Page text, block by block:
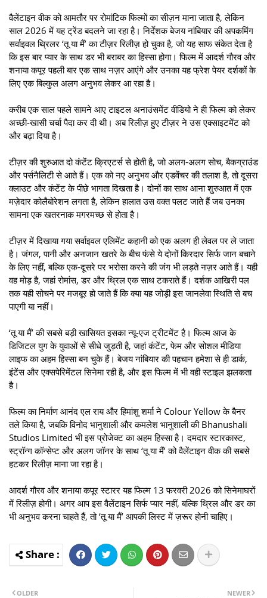
वैलेंटाइन वीक को आमतौर पर रोमांटिक फिल्मों का सीज़न माना जाता है, लेकिन
साल 2026 में यह ट्रेंड बदलने जा रहा है। निर्देशक बेजय नांबियार की अपकमिंग
सर्वाइवल थ्रिलर ‘तू या मैं’ का टीज़र रिलीज़ हो चुका है, जो यह साफ संकेत देता है
कि इस बार प्यार के साथ डर भी बराबर का हिस्सा होगा। फिल्म में आदर्श गौरव और
शनाया कपूर पहली बार एक साथ नज़र आएंगे और उनका यह फ्रेश पेयर दर्शकों के
लिए एक बिल्कुल अलग अनुभव लेकर आ रहा है।
करीब एक साल पहले सामने आए टाइटल अनाउंसमेंट वीडियो ने ही फिल्म को लेकर
अच्छी-खासी चर्चा पैदा कर दी थी। अब रिलीज़ हुए टीज़र ने उस एक्साइटमेंट को
और बढ़ा दिया है।
टीज़र की शुरुआत दो कंटेंट क्रिएटर्स से होती है, जो अलग-अलग सोच, बैकग्राउंड
और पर्सनैलिटी से आते हैं। एक को नए अनुभव और एडवेंचर की तलाश है, तो दूसरा
क्लाउट और कंटेंट के पीछे भागता दिखता है। दोनों का साथ आना शुरुआत में एक
मज़ेदार कोलैबोरेशन लगता है, लेकिन हालात उस वक्त पलट जाते हैं जब उनका
सामना एक खतरनाक मगरमच्छ से होता है।
टीज़र में दिखाया गया सर्वाइवल एलिमेंट कहानी को एक अलग ही लेवल पर ले जाता
है। जंगल, पानी और अनजान खतरे के बीच फंसे ये दोनों किरदार सिर्फ जान बचाने
के लिए नहीं, बल्कि एक-दूसरे पर भरोसा करने की जंग भी लड़ते नज़र आते हैं। यही
वह मोड़ है, जहां रोमांस, डर और थ्रिल एक साथ टकराते हैं। दर्शक आखिरी पल
तक यही सोचने पर मजबूर हो जाते हैं कि क्या यह जोड़ी इस जानलेवा स्थिति से बच
पाएगी या नहीं।
‘तू या मैं’ की सबसे बड़ी खासियत इसका न्यू-एज ट्रीटमेंट है। फिल्म आज के
डिजिटल युग के युवाओं से सीधे जुड़ती है, जहां कंटेंट, फेम और सोशल मीडिया
लाइफ का अहम हिस्सा बन चुके हैं। बेजय नांबियार की पहचान हमेशा से ही डार्क,
इंटेंस और एक्सपेरिमेंटल सिनेमा रही है, और इस फिल्म में भी वही स्टाइल झलकता
है।
फिल्म का निर्माण आनंद एल राय और हिमांशु शर्मा ने Colour Yellow के बैनर
तले किया है, जबकि विनोद भानुशाली और कमलेश भानुशाली की Bhanushali
Studios Limited भी इस प्रोजेक्ट का अहम हिस्सा है। दमदार स्टारकास्ट,
स्ट्रॉन्ग कॉन्सेप्ट और अलग जॉनर के साथ ‘तू या मैं’ को वैलेंटाइन वीक की सबसे
हटकर रिलीज़ माना जा रहा है।
आदर्श गौरव और शनाया कपूर स्टारर यह फिल्म 13 फरवरी 2026 को सिनेमाघरों
में रिलीज़ होगी। अगर आप इस वैलेंटाइन सिर्फ प्यार नहीं, बल्कि थ्रिल और डर का
भी अनुभव करना चाहते हैं, तो ‘तू या मैं’ आपकी लिस्ट में ज़रूर होनी चाहिए।
NEWER
OLDER